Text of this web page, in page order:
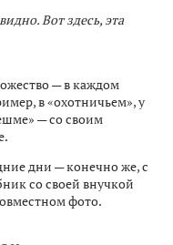
Вот здесь, эта
— в каждом
в «охотничьем», у
— со своим
дни — конечно же, с
со своей внучкой
фото.